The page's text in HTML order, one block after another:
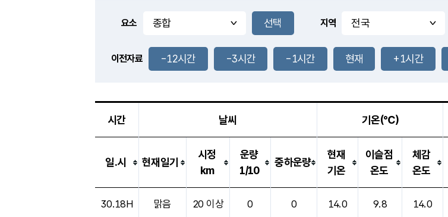
풍도
1.4m/s
30.5
℃
-
-mm
요소 지역
이전자료 -12시간 -3시간 -1시간 현재 +1시간
시간 날씨 기온(℃)
일.시 현재일기
시정
km
운량
1/10
중하운량
현재
기온
이슬점
온도
체감
온도
30.18H 맑음 20 이상 0 0 14.0 9.8 14.0